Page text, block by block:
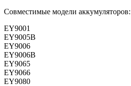
Совместимые модели аккумуляторов:
EY9001
EY9005B
EY9006
EY9006B
EY9065
EY9066
EY9080